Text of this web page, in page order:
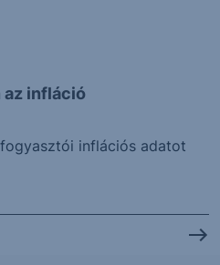
az infláció
inflációs adatot